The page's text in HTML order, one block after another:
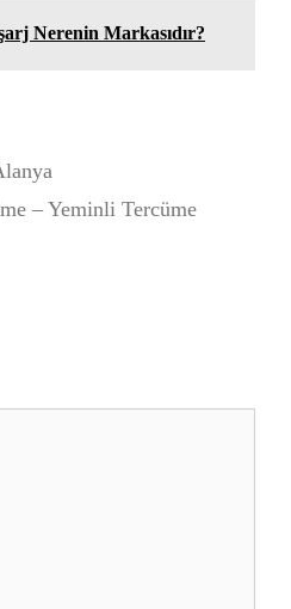
Nerenin Markasıdır?
– Yeminli Tercüme